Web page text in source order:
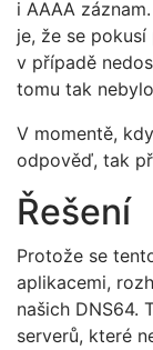
i AAAA
je, že se
v případě
tomu tak
V momentě,
odpověď, tak
Řešení
Protože se
aplikacemi,
našich DNS64.
serverů, které